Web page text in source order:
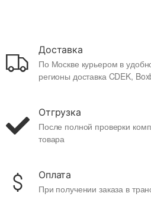
Доставка
По Москве курьером в
регионы доставка CDEK,
Отгрузка
После полной проверки
товара
Оплата
При получении заказа в